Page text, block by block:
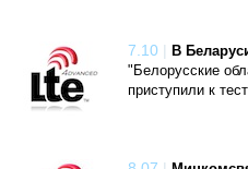
7.10 | В
"Белорусские
приступили к